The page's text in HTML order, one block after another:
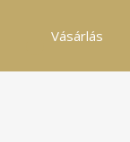
Vásárlás